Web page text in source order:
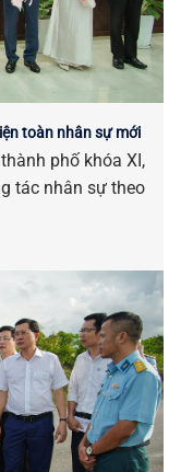
toàn nhân sự mới
phố khóa XI,
tác nhân sự theo